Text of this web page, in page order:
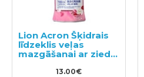
Lion Acron Šķidrais
līdzeklis veļas
mazgāšanai ar ziedu
13.00€